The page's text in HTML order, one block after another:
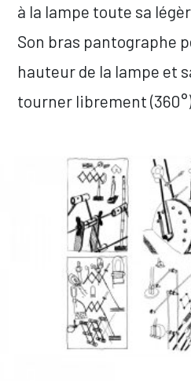
à la lampe toute sa
Son bras pantographe
hauteur de la lampe et
tourner librement